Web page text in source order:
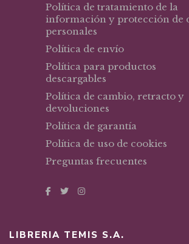
Política de tratamiento de la
información y protección de
personales
Política de envío
Política para productos
descargables
Política de cambio, retracto y
devoluciones
Política de garantía
Política de uso de cookies
Preguntas frecuentes
LIBRERIA TEMIS S.A.